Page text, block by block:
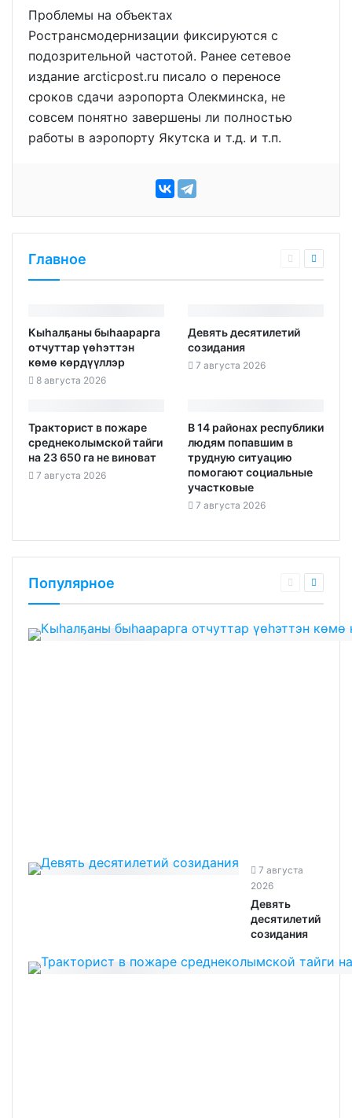
Проблемы на объектах
Ространсмодернизации фиксируются с
подозрительной частотой. Ранее сетевое
издание arcticpost.ru писало о переносе
сроков сдачи аэропорта Олекминска, не
совсем понятно завершены ли полностью
работы в аэропорту Якутска и т.д. и т.п.
Главное
Кыһалҕаны быһаарарга
отчуттар үөһэттэн
көмө көрдүүллэр
8 августа 2026
Девять десятилетий
созидания
7 августа 2026
Тракторист в пожаре
среднеколымской тайги
на 23 650 га не виноват
7 августа 2026
В 14 районах республики
людям попавшим в
трудную ситуацию
помогают социальные
участковые
7 августа 2026
Популярное
7 августа
2026
Девять
десятилетий
созидания